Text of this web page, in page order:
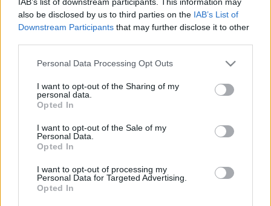
also be disclosed by us to third parties on the IAB’s List of
Downstream Participants that may further disclose it to other
Please note that this website/app uses one or more Google
not limited to your visit or usage behaviour. You may click to
grant or deny consent to Google and its third-party tags to
use your data for below specified purposes in below Google
consent section.
Personal Data Processing Opt Outs
I want to opt-out of the Sharing of my
personal data.
Opted In
I want to opt-out of the Sale of my
Personal Data.
Opted In
I want to opt-out of processing my
Personal Data for Targeted Advertising.
Opted In
művét mutatja be. A látogatók megtekinthetik Meinrad
Dufner bencés atya, író, festő- és képzőművész
installációját, fellép a Nagy János Trió, Batta András
zenetörténész Vendégségben Beethovennél 3
Beethoven 3. (c -moll) zongoraversenyét Jevgenyij Koroljov
és a Concerto Budapest adja elő Keller András
vezényletével, elhangzik Beethoven
Himnusztöredékek című darabjának ősbemutatója is a
Szabad Hangok Énekegyüttes és Csalog Gábor